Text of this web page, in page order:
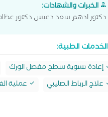
الخبرات والشهادات:
دكتور ادهم سعد دعبس دكتور
الخدمات الطبية:
إعادة تسوية سطح مفصل الورك
علاج الرباط الصليبي
عملية